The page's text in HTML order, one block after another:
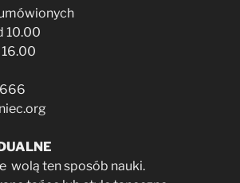
10.00
16.00
wolą ten sposób nauki.